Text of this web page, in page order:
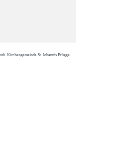
Kirchengemeinde St. Johannis Brügge.